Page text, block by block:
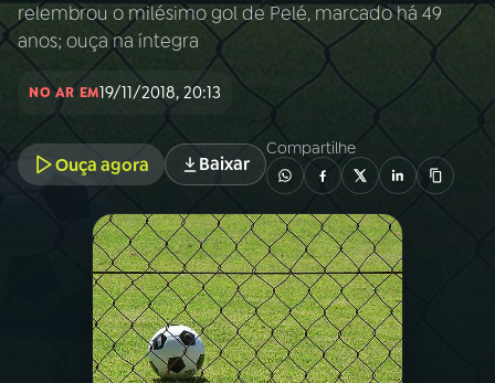
AO VIVO
01INÍCIO
02A RÁDIO
PROGRAMAÇÃO
PROGRAMAS
relembrou o milésimo gol de Pelé, marcado há 49
anos; ouça na íntegra
NO AR EM19/11/2018, 20:13
Ouça agora Baixar
Compartilhe